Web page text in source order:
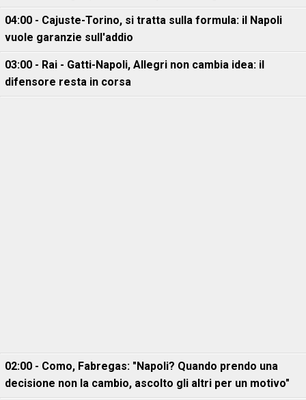
04:00 - Cajuste-Torino, si tratta sulla formula: il Napoli
vuole garanzie sull'addio
03:00 - Rai - Gatti-Napoli, Allegri non cambia idea: il
difensore resta in corsa
02:00 - Como, Fabregas: "Napoli? Quando prendo una
decisione non la cambio, ascolto gli altri per un motivo"